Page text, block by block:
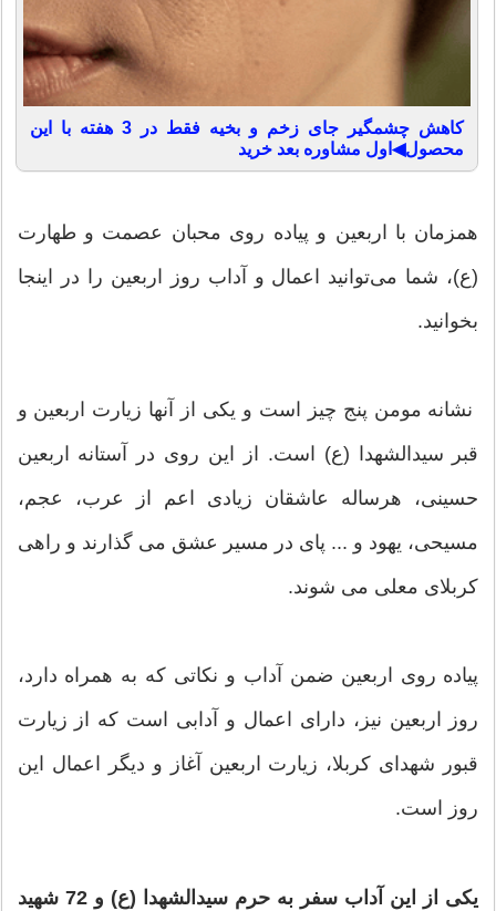
کاهش چشمگیر جای زخم و بخیه فقط در 3 هفته با این
محصول◀اول مشاوره بعد خرید
همزمان با اربعین و پیاده روی محبان عصمت و طهارت
(ع)، شما می‌توانید اعمال و آداب روز اربعین را در اینجا
بخوانید.
نشانه مومن پنج چیز است و یکی از آنها زیارت اربعین و
قبر سیدالشهدا (ع) است. از این روی در آستانه اربعین
حسینی، هرساله عاشقان زیادی اعم از عرب، عجم،
مسیحی، یهود و ... پای در مسیر عشق می گذارند و راهی
کربلای معلی می شوند.
پیاده روی اربعین ضمن آداب و نکاتی که به همراه دارد،
روز اربعین نیز، دارای اعمال و آدابی است که از زیارت
قبور شهدای کربلا، زیارت اربعین آغاز و دیگر اعمال این
روز است.
یکی از این آداب سفر به حرم سیدالشهدا (ع) و 72 شهید